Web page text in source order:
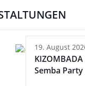
19. August
Semba